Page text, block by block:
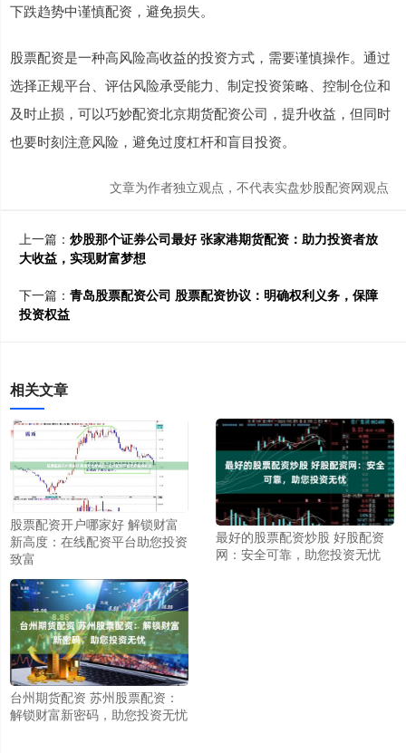
下跌趋势中谨慎配资，避免损失。
股票配资是一种高风险高收益的投资方式，需要谨慎操作。通过
选择正规平台、评估风险承受能力、制定投资策略、控制仓位和
及时止损，可以巧妙配资北京期货配资公司，提升收益，但同时
也要时刻注意风险，避免过度杠杆和盲目投资。
文章为作者独立观点，不代表实盘炒股配资网观点
上一篇： 炒股那个证券公司最好 张家港期货配资：助力投资者放
大收益，实现财富梦想
下一篇： 青岛股票配资公司 股票配资协议：明确权利义务，保障
投资权益
相关文章
股票配资开户哪家好 解锁财富
新高度：在线配资平台助您投资
致富
最好的股票配资炒股 好股配资
网：安全可靠，助您投资无忧
台州期货配资 苏州股票配资：
解锁财富新密码，助您投资无忧